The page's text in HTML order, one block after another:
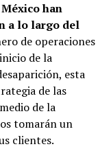
han
a lo largo del
de operaciones
de la
esta
de las
de la
tomarán un
clientes.